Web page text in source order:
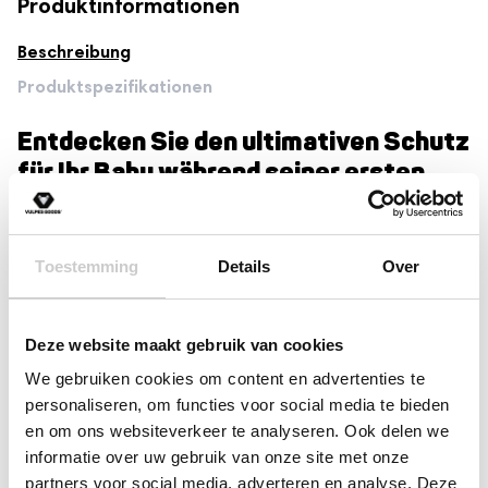
Toestemming Details Over
Deze website maakt gebruik van cookies
We gebruiken cookies om content en advertenties te
personaliseren, om functies voor social media te bieden
en om ons websiteverkeer te analyseren. Ook delen we
informatie over uw gebruik van onze site met onze
partners voor social media, adverteren en analyse. Deze
Beschreibung
Produktspezifikationen
Entdecken Sie den ultimativen Schutz
für Ihr Baby während seiner ersten
Schritte, Krabbelabenteuer und
Erkundungen mit demVulpes Goods®
BabyCare – Baby-Kopfschutz
. Dieser
Baby-Kopfschutz, auch bekannt als
weiche, zuverlässige Polsterung, um
Kopf- und Rückenverletzungen zu
verhindern, wenn Ihr Kind das
Bewegen lernt. Die ideale Lösung für
Eltern, die die Sicherheit und den
Mehr lesen
Rezensionen
Bewertet mit
von 5
(2)
(0)